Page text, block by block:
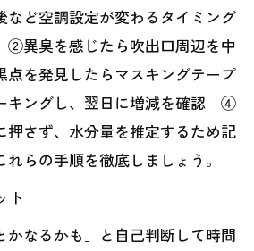
ど空調設定が変わるタイミング
異臭を感じたら吹出口周辺を中
を発見したらマスキングテープ
キングし、翌日に増減を確認 ④
押さず、水分量を推定するため記
らの手順を徹底しましょう。
ト
なるかも」と自己判断して時間